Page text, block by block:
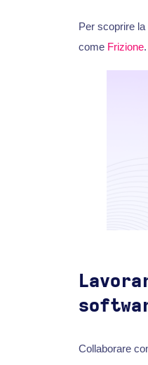
Per scoprire
come Frizione.
Collaborare